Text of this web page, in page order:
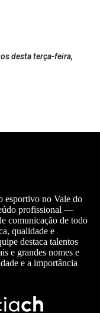
desta terça-feira,
esportivo no Vale do
profissional —
comunicação de todo
qualidade e
destaca talentos
e grandes nomes e
e a importância